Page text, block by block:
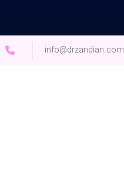
info@drzandian.com